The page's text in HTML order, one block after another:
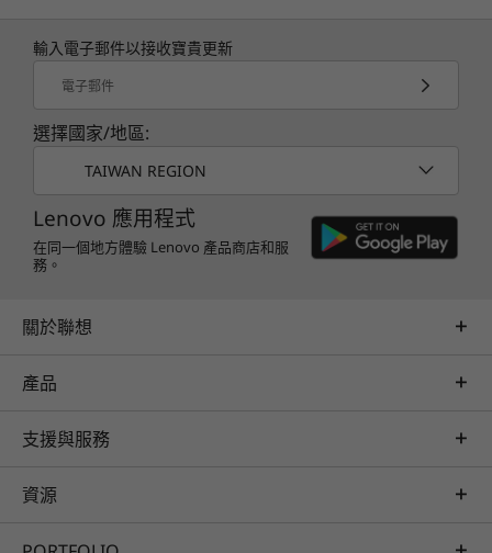
Lenovo ThinkSystem ST550 是可擴充的 4U 直立
式伺服器，其中配備功能強大的 Intel® Xeon® 處
理器 Scalable 系列 CPU。其可提升資料中心預期
會提供的效能及可靠性，但最適合具備實體安全性
及靜謐無聲作業的辦公室環境。其緊湊體積比舊版
產品減少了 37% 體積，因此非常適合桌下型、桌
邊型或機架裝載型用途。ST550 適合電子郵件/檔
案/印刷及網路伺服、IT 基礎架構、虛擬化、VDI
及私人雲端。
TruScale Services
Leverage real-time monitoring, 24x7 incident response,
and problem resolution, all through a single point of
contact. Quarterly health checks ensure ongoing
remote active monitoring of hardware in the
customer’s data center, enabling ongoing performance
weeks. Optimized for NVIDIA AI Enterprise and
輸入電子郵件以接收寶貴更新
電子郵件
選擇國家/地區:
TAIWAN REGION
Lenovo 應用程式
在同一個地方體驗 Lenovo 產品商店和服
務。
關於聯想
產品
支援與服務
資源